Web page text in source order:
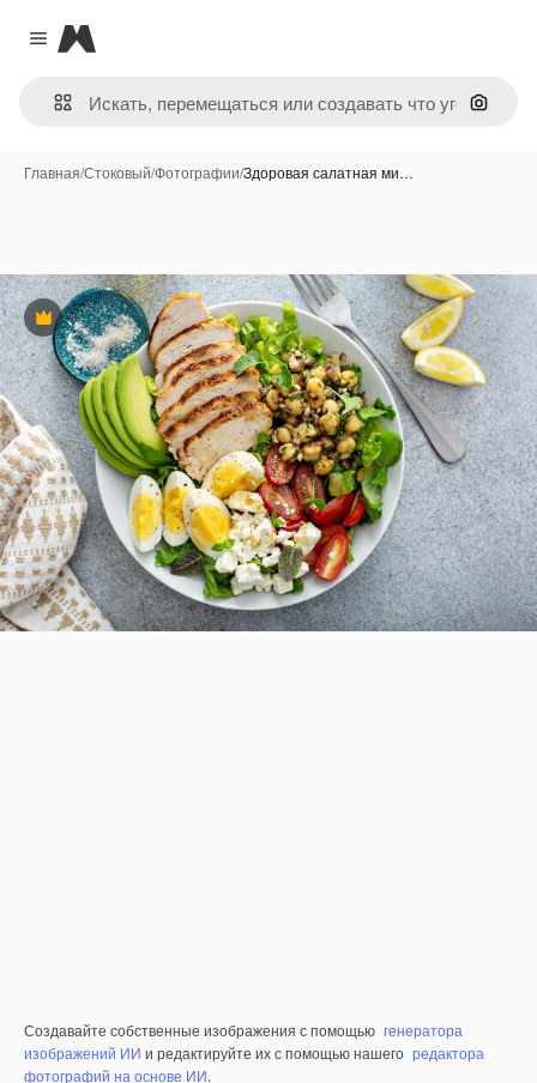
Close menu
Magnific
Поиск
Главная/Стоковый/Фотографии/Здоровая салатная ми…
Премиум
Создавайте собственные изображения с помощью генератора
изображений ИИ и редактируйте их с помощью нашего редактора
фотографий на основе ИИ.